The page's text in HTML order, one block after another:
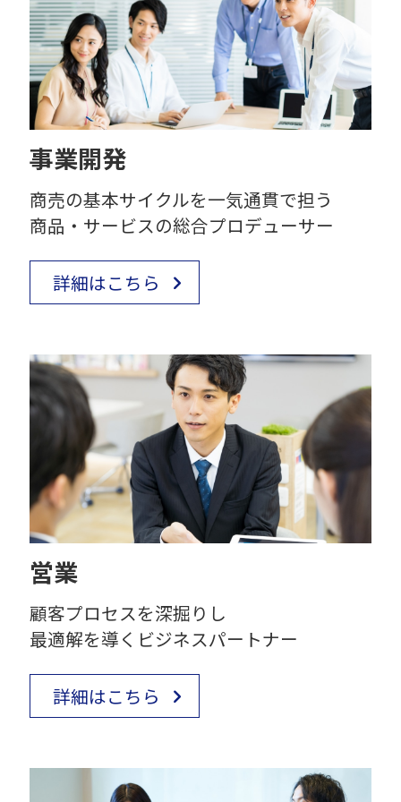
事業開発
商売の基本サイクルを一気通貫で担う
商品・サービスの総合プロデューサー
詳細はこちら
営業
顧客プロセスを深掘りし
最適解を導くビジネスパートナー
詳細はこちら